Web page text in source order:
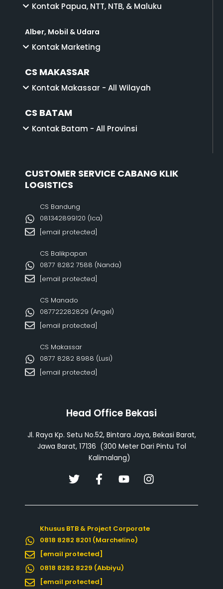
Kontak Papua, NTT, NTB, & Maluku
Alber, Mobil & Udara
Kontak Marketing
CS MAKASSAR
Kontak Makassar - All Wilayah
CS BATAM
Kontak Batam - All Provinsi
CUSTOMER SERVICE CABANG KLIK
LOGISTICS
CS Bandung
081342899120‬ (Ica)
[email protected]
CS Balikpapan
0877 8282 7588 (Nanda)
[email protected]
CS Manado
087722282829 (Angel)
[email protected]
CS Makassar
0877 8282 8988 (Lusi)
[email protected]
Head Office Bekasi
Jl. Raya Kp. Setu No.52, Bintara Jaya, Bekasi Barat,
Jawa Barat, 17136 (300 Meter Dari Pintu Tol
Kalimalang)
T
e
r
F
o
o
k
-
f
Y
b
e
I
g
Khusus BTB & Project Corporate
0818 8282 8201 (Marchelino)
[email protected]
0818 8282 8229 (Abbiyu)
[email protected]